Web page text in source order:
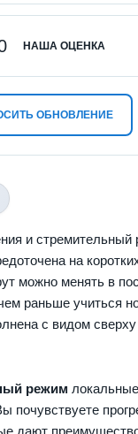
НАША ОЦЕНКА
ОБНОВЛЕНИЕ
и стремительный
на
можно менять в
раньше учиться
с видом
режим
почувствуете
дают